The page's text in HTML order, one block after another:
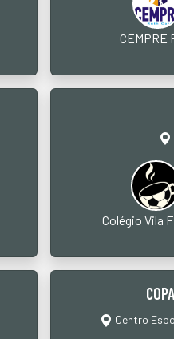
CEMPRE
Colégio Vila
Centro